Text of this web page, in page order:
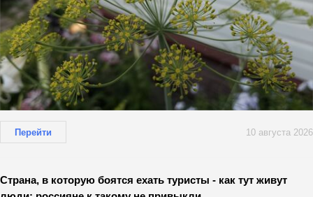
Перейти 10 августа 2026
Страна, в которую боятся ехать туристы - как тут живут